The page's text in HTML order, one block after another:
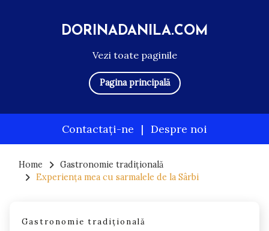
Vezi toate paginile
DORINADANILA.COM
Pagina principală
Contactați-ne | Despre noi
content
Home
Gastronomie tradițională
Experiența mea cu sarmalele de la Sârbi
Gastronomie tradițională